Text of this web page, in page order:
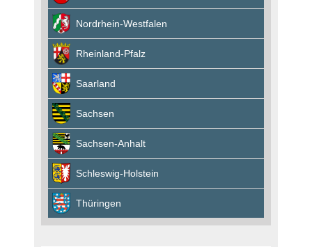
Nordrhein-Westfalen
Rheinland-Pfalz
Saarland
Sachsen
Sachsen-Anhalt
Schleswig-Holstein
Thüringen